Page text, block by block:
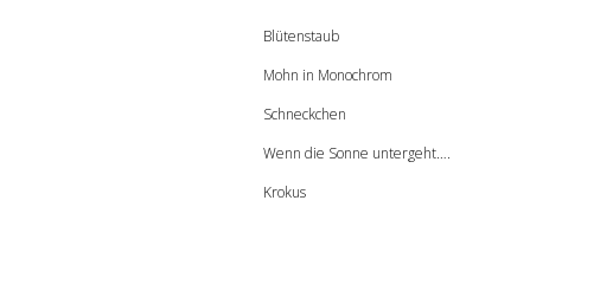
Blütenstaub
Mohn in Monochrom
Schneckchen
Wenn die Sonne untergeht….
Krokus